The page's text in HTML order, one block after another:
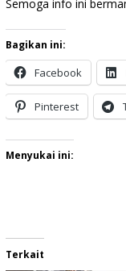
Semoga info ini
Bagikan ini:
Facebook
Pinterest
Menyukai ini:
Terkait